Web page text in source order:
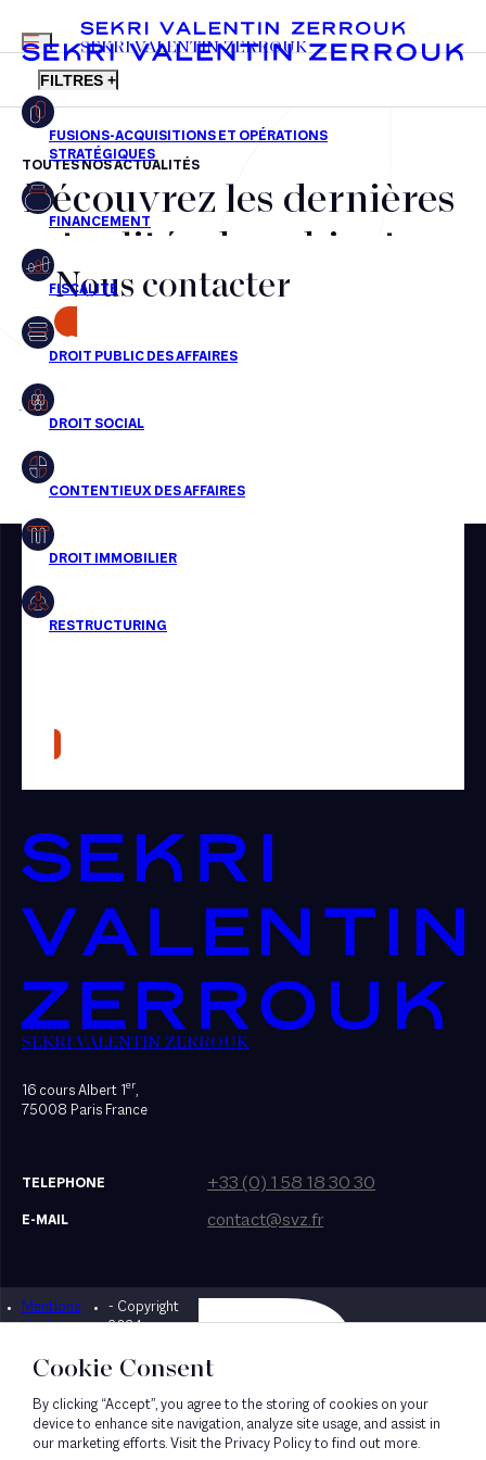
FR EN
MENU
SEKRI VALENTIN ZERROUK
FILTRES +
Fusions-acquisitions et opérations stratégiques
Financement
Fiscalité
Droit public des affaires
Droit social
Droit immobilier
Restructuring
Presse
TOUTES NOS ACTUALITÉS
Découvrez les dernières
actualités du cabinet,
nos récompenses et nos
transactions, jour après
jour
Aucun résultats pour cette recherche
Nous contacter
SEKRI VALENTIN ZERROUK
16 cours Albert 1er,
75008 Paris France
TELEPHONE +33 (0) 1 58 18 30 30
E-MAIL contact@svz.fr
Mentions
légales
- Copyright
2024
Designed by Bonhomme
Cookie Consent
By clicking “Accept”, you agree to the storing of cookies on your
device to enhance site navigation, analyze site usage, and assist in
our marketing efforts. Visit the Privacy Policy to find out more.